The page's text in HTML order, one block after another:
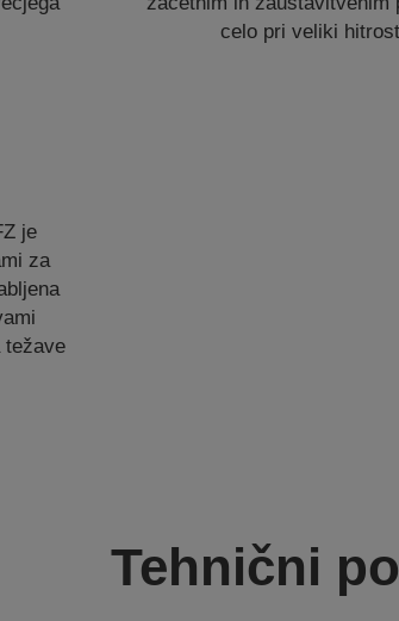
celo pri veliki
je
za
težave
Tehnični